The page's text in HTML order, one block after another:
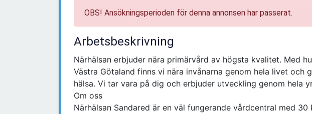
OBS! Ansökningsperioden för denna annonsen har passerat.
Arbetsbeskrivning
Närhälsan erbjuder nära primärvård av högsta kvalitet. Med
Västra Götaland finns vi nära invånarna genom hela livet och
hälsa. Vi tar vara på dig och erbjuder utveckling genom hela
Om oss
Närhälsan Sandared är en väl fungerande vårdcentral med